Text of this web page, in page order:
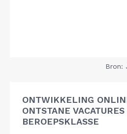
Bron:
ONTWIKKELING
ONTSTANE
BEROEPSKLASSE